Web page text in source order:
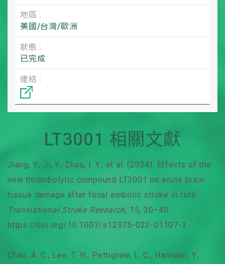
地區 :
美國/台灣/歐洲
狀態 :
已完成
連結 :
LT3001 相關文獻
Jiang, Y., Ji, Y., Zhou, I. Y., et al. (2024). Effects of the
new thrombolytic compound LT3001 on acute brain
tissue damage after focal embolic stroke in rats.
Translational Stroke Research, 15, 30–40.
https://doi.org/10.1007/s12975-022-01107-3
Chao, A. C., Lee, T. H., Pettigrew, L. C., Hannawi, Y.,